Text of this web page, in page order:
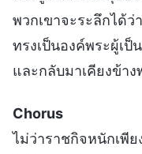
พวกเขาจะระลึกได้ว่า
ทรงเป็นองค์พระผู้เป็น
และกลับมาเคียงข้าง
Chorus
ไม่ว่าราชกิจหนักเพี